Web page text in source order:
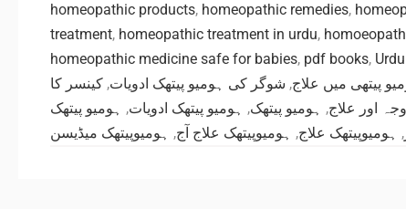
homeopathic products, homeopathic remedies,
treatment, homeopathic treatment in urdu,
homeopathic medicine safe for babies, pdf books,
پیتھی میں علاج, شوگر کی ہومیو پیتھک ادویات, کینسر کا
اور علاج, ہومیو پیتھک, ہومیو پیتھک ادویات, ہومیو پیتھک
, ہومیوپیتھک علاج, ہومیوپیتھک علاج آج, ہومیوپیتھک میڈیسن